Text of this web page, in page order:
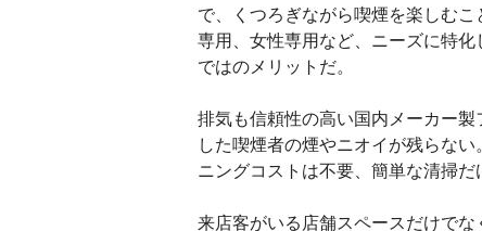
で、くつろぎながら喫煙を楽しむ
専用、女性専用など、ニーズに特
ではのメリットだ。
排気も信頼性の高い国内メーカー
した喫煙者の煙やニオイが残らな
ニングコストは不要、簡単な清掃だ
来店客がいる店舗スペースだけで